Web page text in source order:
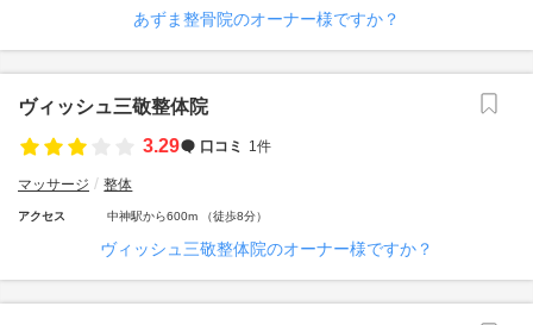
あずま整骨院のオーナー様ですか？
ヴィッシュ三敬整体院
3.29
口コミ 1件
マッサージ 整体
アクセス 中神駅から600m （徒歩8分）
ヴィッシュ三敬整体院のオーナー様ですか？